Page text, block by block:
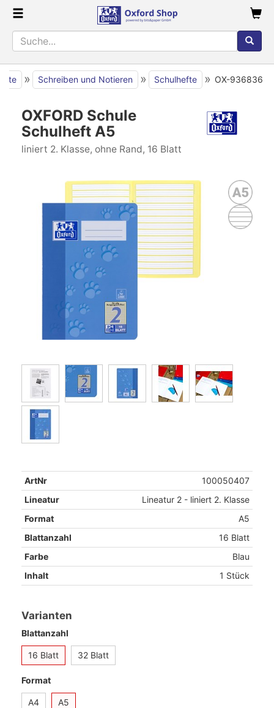
» Schreiben und Notieren » Schulhefte » OX-936836
OXFORD Schule
Schulheft A5
liniert 2. Klasse, ohne Rand, 16 Blatt
ArtNr
100050407
Lineatur
Lineatur 2 - liniert 2. Klasse
Format
A5
Blattanzahl
16 Blatt
Farbe
Blau
Inhalt
1 Stück
Varianten
Blattanzahl
16 Blatt 32 Blatt
Format
A4 A5